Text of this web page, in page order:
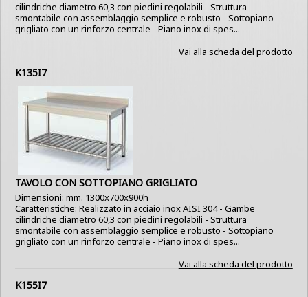
cilindriche diametro 60,3 con piedini regolabili - Struttura
smontabile con assemblaggio semplice e robusto - Sottopiano
grigliato con un rinforzo centrale - Piano inox di spes...
Vai alla scheda del prodotto
K135I7
TAVOLO CON SOTTOPIANO GRIGLIATO
Dimensioni: mm. 1300x700x900h
Caratteristiche: Realizzato in acciaio inox AISI 304 - Gambe
cilindriche diametro 60,3 con piedini regolabili - Struttura
smontabile con assemblaggio semplice e robusto - Sottopiano
grigliato con un rinforzo centrale - Piano inox di spes...
Vai alla scheda del prodotto
K155I7